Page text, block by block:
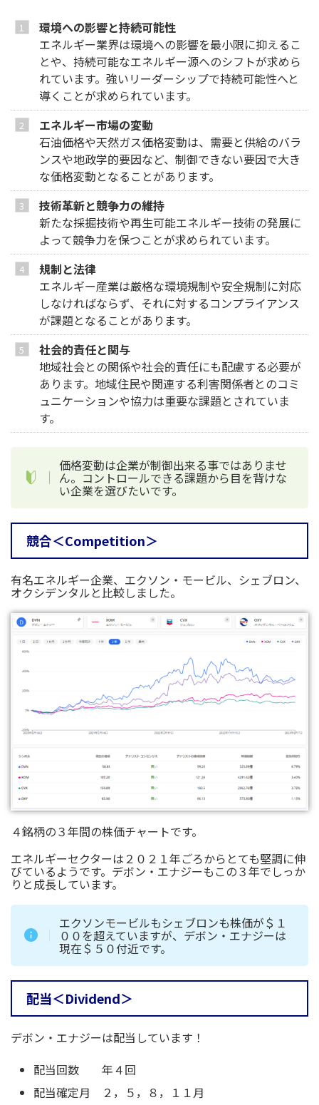
環境への影響と持続可能性
エネルギー業界は環境への影響を最小限に抑えるこ
とや、持続可能なエネルギー源へのシフトが求めら
れています。強いリーダーシップで持続可能性へと
導くことが求められています。
エネルギー市場の変動
石油価格や天然ガス価格変動は、需要と供給のバラ
ンスや地政学的要因など、制御できない要因で大き
な価格変動となることがあります。
技術革新と競争力の維持
新たな採掘技術や再生可能エネルギー技術の発展に
よって競争力を保つことが求められています。
規制と法律
エネルギー産業は厳格な環境規制や安全規制に対応
しなければならず、それに対するコンプライアンス
が課題となることがあります。
社会的責任と関与
地域社会との関係や社会的責任にも配慮する必要が
あります。地域住民や関連する利害関係者とのコミ
ュニケーションや協力は重要な課題とされていま
す。
価格変動は企業が制御出来る事ではありませ
ん。コントロールできる課題から目を背けな
い企業を選びたいです。
競合＜Competition＞
有名エネルギー企業、エクソン・モービル、シェブロン、
オクシデンタルと比較しました。
４銘柄の３年間の株価チャートです。
エネルギーセクターは２０２１年ごろからとても堅調に伸
びているようです。デボン・エナジーもこの３年でしっか
りと成長しています。
エクソンモービルもシェブロンも株価が＄１
００を超えていますが、デボン・エナジーは
現在＄５０付近です。
配当＜Dividend＞
デボン・エナジーは配当しています！
配当回数 年４回
配当確定月 ２，５，８，１１月